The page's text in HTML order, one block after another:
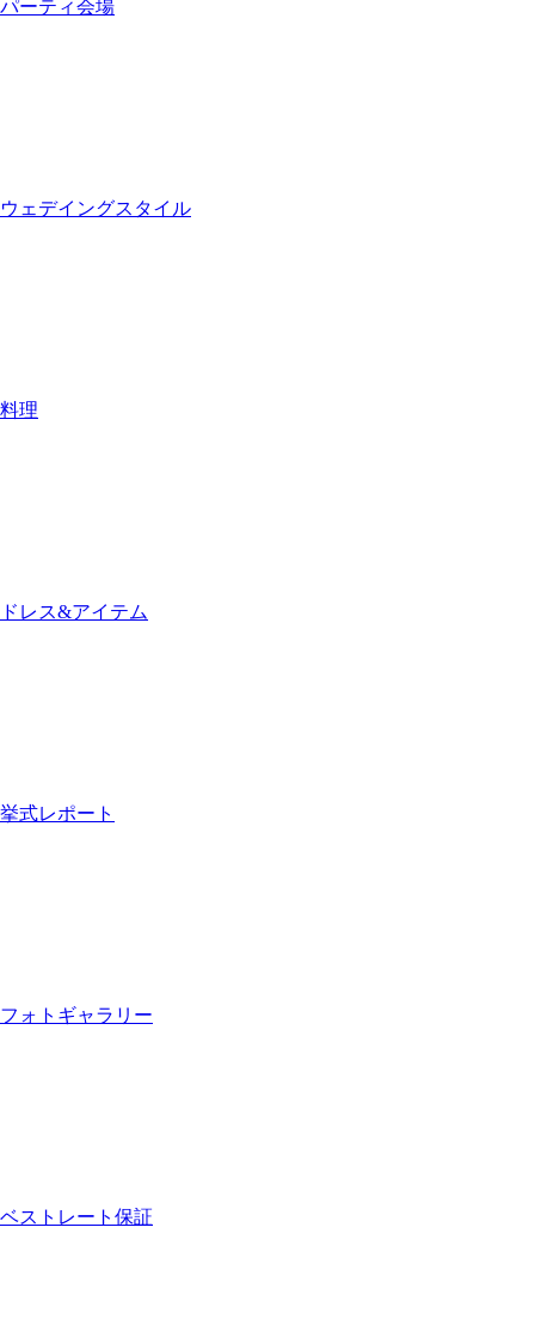
パーティ会場
ウェデイングスタイル
料理
ドレス&アイテム
挙式レポート
フォトギャラリー
ベストレート保証